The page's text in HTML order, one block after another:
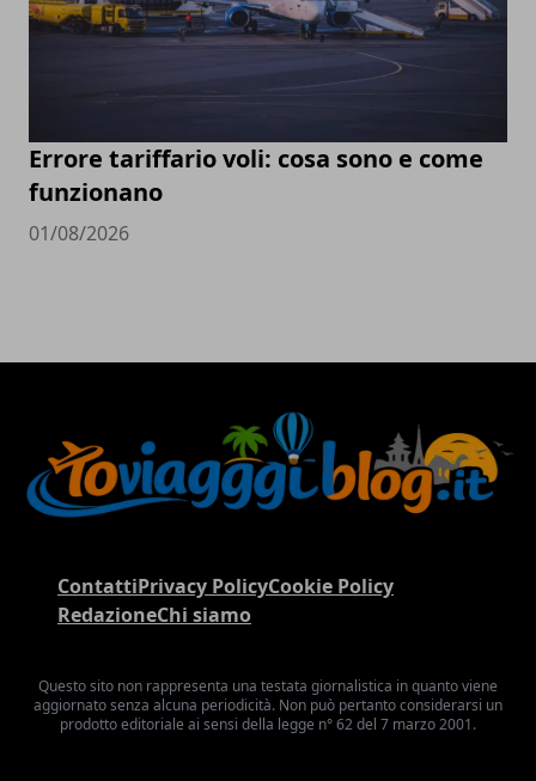
Errore tariffario voli: cosa sono e come
funzionano
01/08/2026
ContattiPrivacy PolicyCookie Policy
RedazioneChi siamo
Questo sito non rappresenta una testata giornalistica in quanto viene
aggiornato senza alcuna periodicità. Non può pertanto considerarsi un
prodotto editoriale ai sensi della legge n° 62 del 7 marzo 2001.